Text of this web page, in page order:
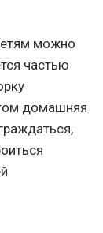
можно
частью
домашняя